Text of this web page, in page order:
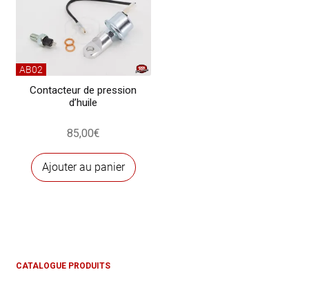
AB02
Contacteur de pression
d’huile
85,00€
Ajouter au panier
CATALOGUE PRODUITS